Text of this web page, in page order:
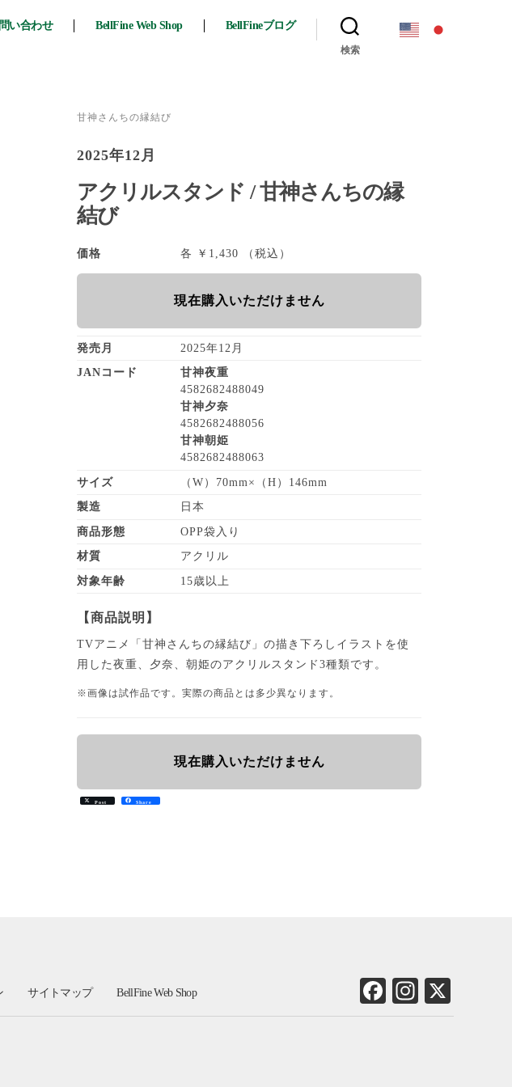
い合わせ BellFine Web Shop BellFineブログ
検索
甘神さんちの縁結び
2025年12月
アクリルスタンド / 甘神さんちの縁
結び
価格 各 ￥1,430 （税込）
現在購入いただけません
発売月 2025年12月
JANコード
甘神夜重
4582682488049
甘神夕奈
4582682488056
甘神朝姫
4582682488063
サイズ （W）70mm×（H）146mm
製造 日本
商品形態 OPP袋入り
材質 アクリル
対象年齢 15歳以上
【商品説明】
TVアニメ「甘神さんちの縁結び」の描き下ろしイラストを使
用した夜重、夕奈、朝姫のアクリルスタンド3種類です。
※画像は試作品です。実際の商品とは多少異なります。
現在購入いただけません
Post Share
サイトマップ BellFine Web Shop
Fa
ce
In
st